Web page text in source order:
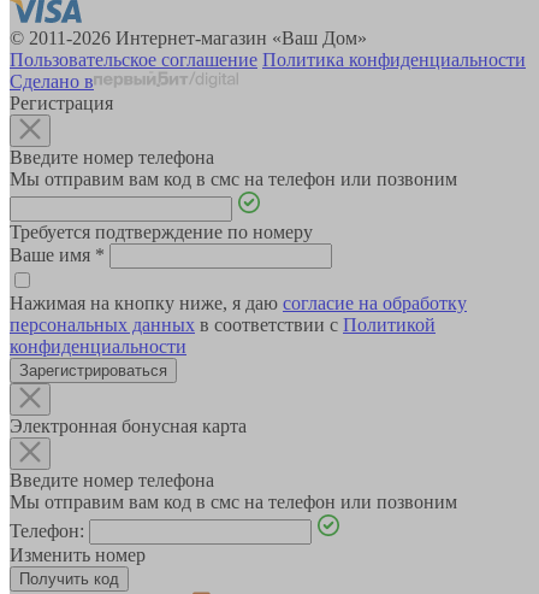
© 2011-2026 Интернет-магазин «Ваш Дом»
Пользовательское соглашение Политика конфиденциальности
Сделано в
Регистрация
Введите номер телефона
Мы отправим вам код в смс на телефон или позвоним
Требуется подтверждение по номеру
Ваше имя *
Нажимая на кнопку ниже, я даю согласие на обработку
персональных данных в соответствии с Политикой
конфиденциальности
Зарегистрироваться
Электронная бонусная карта
Введите номер телефона
Мы отправим вам код в смс на телефон или позвоним
Телефон:
Изменить номер